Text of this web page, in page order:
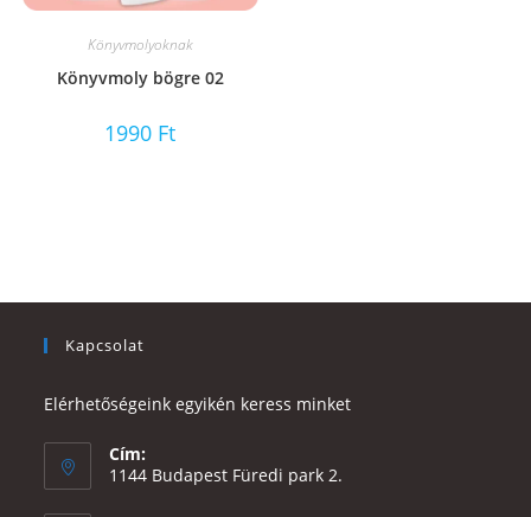
Könyvmolyoknak
Könyvmoly bögre 02
1990 Ft
Kapcsolat
Elérhetőségeink egyikén keress minket
Cím:
1144 Budapest Füredi park 2.